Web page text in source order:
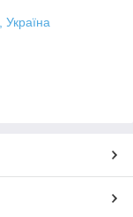
Україна